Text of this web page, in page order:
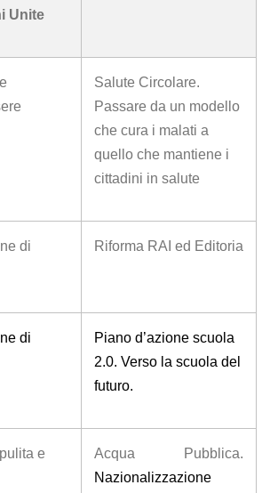
Unite
Salute Circolare.
Passare da un modello
che cura i malati a
quello che mantiene i
cittadini in salute
di
Riforma RAI ed Editoria
di
Piano d’azione scuola
2.0. Verso la scuola del
futuro.
e
Acqua Pubblica.
Nazionalizzazione